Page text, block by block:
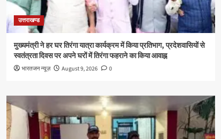
उत्तराखण्ड
मुख्यमंत्री ने हर घर तिरंगा यात्रा कार्यक्रम में किया प्रतिभाग, प्रदेशवासियों से
स्वतंत्रता दिवस पर अपने घरों में तिरंगा फहराने का किया आवाह्न
भारतजन न्यूज़ August 9, 2026 0